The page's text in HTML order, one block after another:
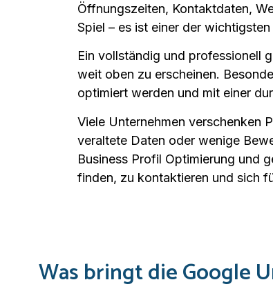
Öffnungszeiten, Kontaktdaten,
Spiel – es ist einer der
Ein vollständig und professionell
weit oben zu erscheinen.
optimiert werden und mit einer
Viele Unternehmen verschenken
veraltete Daten oder wenige
Business Profil Optimierung und
finden, zu kontaktieren und sich
Was bringt die Google